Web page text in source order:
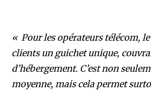
« Pour les opérateurs télécom,
clients un guichet unique,
d’hébergement. C’est non
moyenne, mais cela permet